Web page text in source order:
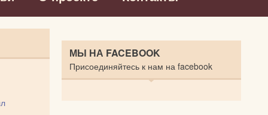
МЫ НА FACEBOOK
Присоединяйтесь к нам на facebook